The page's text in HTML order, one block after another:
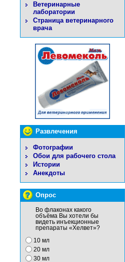
Ветеринарные
лаборатории
Страница ветеринарного
врача
Развлечения
Фотографии
Обои для рабочего стола
Истории
Анекдоты
Опрос
Во флаконах какого
объёма Вы хотели бы
видеть инъекционные
препараты «Хелвет»?
10 мл
20 мл
30 мл